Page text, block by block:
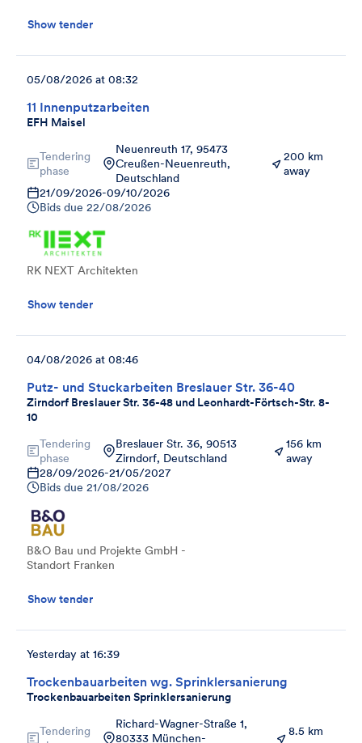
Show tender
11 Innenputzarbeiten
EFH Maisel
05/08/2026 at 08:32
Tendering
phase
Neuenreuth 17, 95473
Creußen-Neuenreuth,
Deutschland
200 km
away
21/09/2026-09/10/2026
Bids due 22/08/2026
RK NEXT Architekten
Show tender
Putz- und Stuckarbeiten Breslauer Str. 36-40
Zirndorf Breslauer Str. 36-48 und Leonhardt-Förtsch-Str. 8-
10
04/08/2026 at 08:46
Tendering
phase
Breslauer Str. 36, 90513
Zirndorf, Deutschland
156 km
away
28/09/2026-21/05/2027
Bids due 21/08/2026
B&O Bau und Projekte GmbH -
Standort Franken
Show tender
Trockenbauarbeiten wg. Sprinklersanierung
Trockenbauarbeiten Sprinklersanierung
Yesterday at 16:39
Tendering
Richard-Wagner-Straße 1,
80333 München-
8.5 km